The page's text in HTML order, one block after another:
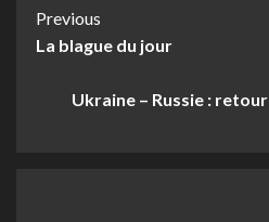
Post
Navigation
Previous
La blague du jour
Ukraine – Russie :